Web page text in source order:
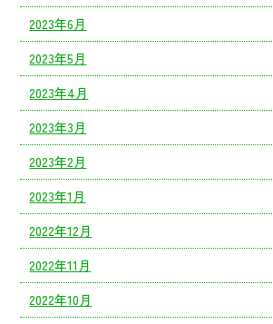
2023年6月
2023年5月
2023年4月
2023年3月
2023年2月
2023年1月
2022年12月
2022年11月
2022年10月